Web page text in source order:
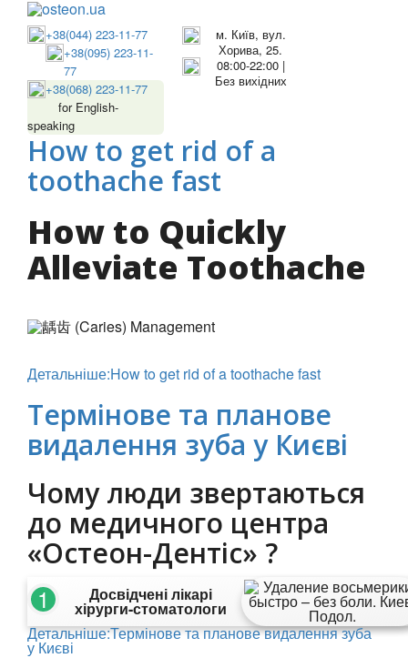
+38(044) 223-11-77
+38(095) 223-11-
77
+38(068) 223-11-77
for English-
speaking
м. Київ, вул.
Хорива, 25.
08:00-22:00 |
Без вихідних
How to get rid of a
toothache fast
How to Quickly
Alleviate Toothache
Детальніше:How to get rid of a toothache fast
Термінове та планове
видалення зуба у Києві
Чому люди звертаються
до медичного центра
«Остеон-Дентіс» ?
1 Досвідчені лікарі
хірурги-стоматологи
Детальніше:Термінове та планове видалення зуба
у Києві